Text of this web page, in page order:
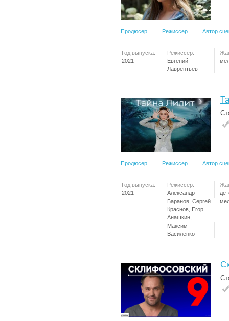
Продюсер Режиссер Автор
Год выпуска:
2021
Режиссер:
Евгений
Лаврентьев
Продюсер Режиссер Автор
Год выпуска:
2021
Режиссер:
Александр
Баранов, Сергей
Краснов, Егор
Анашкин,
Максим
Василенко